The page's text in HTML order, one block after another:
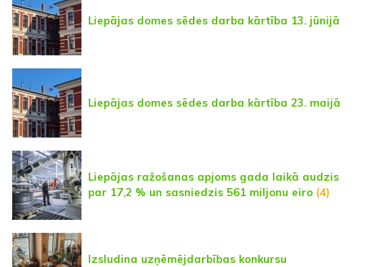
Liepājas domes sēdes darba kārtība 13. jūnijā
Liepājas domes sēdes darba kārtība 23. maijā
Liepājas ražošanas apjoms gada laikā audzis
par 17,2 % un sasniedzis 561 miljonu eiro (4)
Izsludina uzņēmējdarbības konkursu